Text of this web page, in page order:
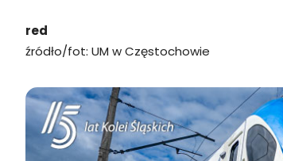
red
źródło/fot: UM w Częstochowie